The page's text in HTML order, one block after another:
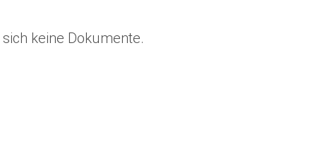
keine Dokumente.